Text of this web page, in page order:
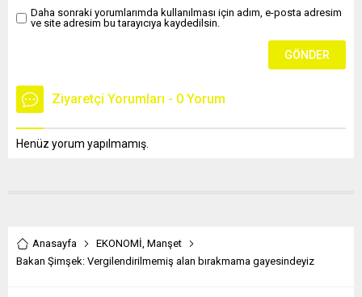
Daha sonraki yorumlarımda kullanılması için adım, e-posta adresim
ve site adresim bu tarayıcıya kaydedilsin.
Ziyaretçi Yorumları - 0 Yorum
Henüz yorum yapılmamış.
Anasayfa EKONOMİ, Manşet
Bakan Şimşek: Vergilendirilmemiş alan bırakmama gayesindeyiz